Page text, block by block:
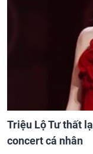
Triệu Lộ Tư thất
concert cá nhân